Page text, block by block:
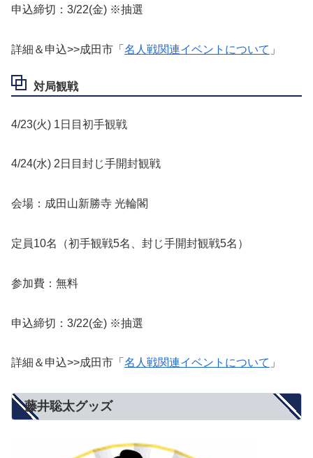
申込締切：3/22(金) ※抽選
詳細＆申込>>成田市「 名人戦関連イベントについて 」
対局観戦
4/23(火) 1日目初手観戦
4/24(水) 2日目封じ手開封観戦
会場：成田山新勝寺 光輪閣
定員10名（初手観戦5名、封じ手開封観戦5名）
参加費：無料
申込締切：3/22(金) ※抽選
詳細＆申込>>成田市「 名人戦関連イベントについて 」
藤井聡太グッズ